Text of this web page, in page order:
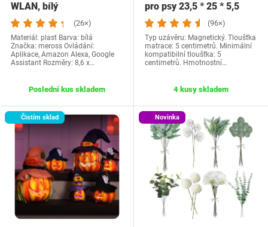
WLAN, bílý
(26×)
Materiál: plast Barva: bílá
Značka: meross Ovládání:
Aplikace, Amazon Alexa, Google
Assistant Rozměry: ‎8,6 x…
Poslední kus skladem
pro psy 23,5 * 25 * 5,5
cm…
(96×)
Typ uzávěru: Magnetický. Tloušťka
matrace: 5 centimetrů. Minimální
kompatibilní tloušťka: 5
centimetrů. Hmotnostní…
4 kusy skladem
Čistím sklad Novinka